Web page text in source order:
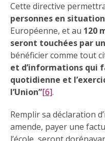
Cette directive
personnes en
Européenne, et au 120
seront touchées par
bénéficier comme tout
et d’informations qui
quotidienne et
l’Union [6].
Remplir sa déclaration
amende, payer une